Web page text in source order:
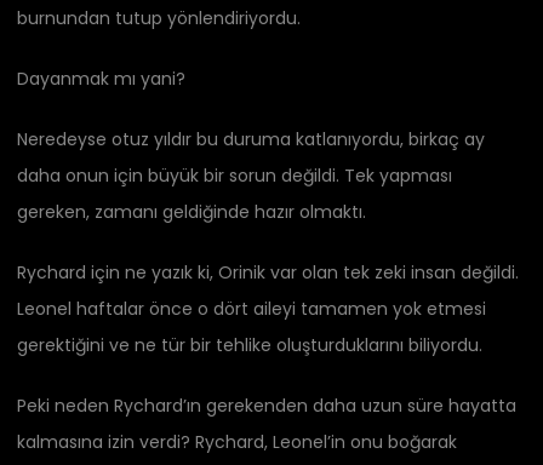
burnundan tutup yönlendiriyordu.
Dayanmak mı yani?
Neredeyse otuz yıldır bu duruma katlanıyordu, birkaç ay
daha onun için büyük bir sorun değildi. Tek yapması
gereken, zamanı geldiğinde hazır olmaktı.
Rychard için ne yazık ki, Orinik var olan tek zeki insan değildi.
Leonel haftalar önce o dört aileyi tamamen yok etmesi
gerektiğini ve ne tür bir tehlike oluşturduklarını biliyordu.
Peki neden Rychard’ın gerekenden daha uzun süre hayatta
kalmasına izin verdi? Rychard, Leonel’in onu boğarak